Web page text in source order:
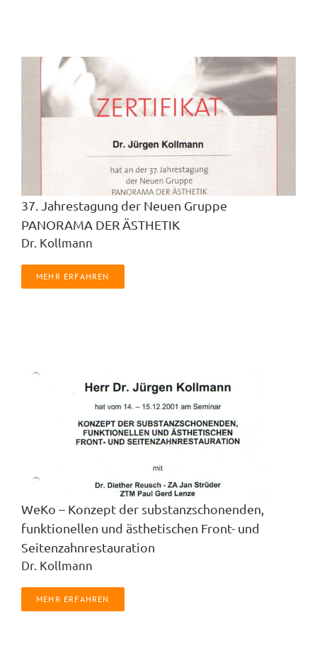
37. Jahrestagung der Neuen Gruppe
PANORAMA DER ÄSTHETIK
Dr. Kollmann
MEHR ERFAHREN
WeKo – Konzept der substanzschonenden,
funktionellen und ästhetischen Front- und
Seitenzahnrestauration
Dr. Kollmann
MEHR ERFAHREN